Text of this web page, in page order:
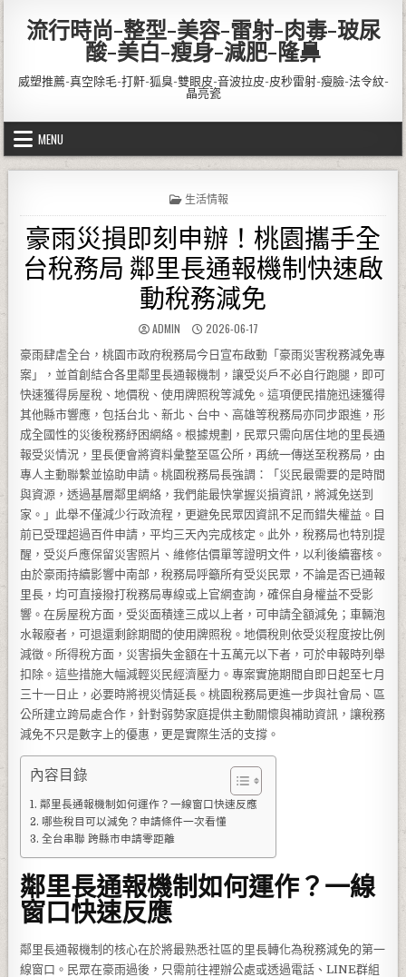
流行時尚-整型-美容-雷射-肉毒-玻尿
酸-美白-瘦身-減肥-隆鼻
威塑推薦-真空除毛-打鼾-狐臭-雙眼皮-音波拉皮-皮秒雷射-瘦臉-法令紋-
晶亮瓷
MENU
POSTED IN
生活情報
豪雨災損即刻申辦！桃園攜手全
台稅務局 鄰里長通報機制快速啟
動稅務減免
AUTHOR:
ADMIN PUBLISHED DATE:
2026-06-17
豪雨肆虐全台，桃園市政府稅務局今日宣布啟動「豪雨災害稅務減免專
案」，並首創結合各里鄰里長通報機制，讓受災戶不必自行跑腿，即可
快速獲得房屋稅、地價稅、使用牌照稅等減免。這項便民措施迅速獲得
其他縣市響應，包括台北、新北、台中、高雄等稅務局亦同步跟進，形
成全國性的災後稅務紓困網絡。根據規劃，民眾只需向居住地的里長通
報受災情況，里長便會將資料彙整至區公所，再統一傳送至稅務局，由
專人主動聯繫並協助申請。桃園稅務局長強調：「災民最需要的是時間
與資源，透過基層鄰里網絡，我們能最快掌握災損資訊，將減免送到
家。」此舉不僅減少行政流程，更避免民眾因資訊不足而錯失權益。目
前已受理超過百件申請，平均三天內完成核定。此外，稅務局也特別提
醒，受災戶應保留災害照片、維修估價單等證明文件，以利後續審核。
由於豪雨持續影響中南部，稅務局呼籲所有受災民眾，不論是否已通報
里長，均可直接撥打稅務局專線或上官網查詢，確保自身權益不受影
響。在房屋稅方面，受災面積達三成以上者，可申請全額減免；車輛泡
水報廢者，可退還剩餘期間的使用牌照稅。地價稅則依受災程度按比例
減徵。所得稅方面，災害損失金額在十五萬元以下者，可於申報時列舉
扣除。這些措施大幅減輕災民經濟壓力。專案實施期間自即日起至七月
三十一日止，必要時將視災情延長。桃園稅務局更進一步與社會局、區
公所建立跨局處合作，針對弱勢家庭提供主動關懷與補助資訊，讓稅務
減免不只是數字上的優惠，更是實際生活的支撐。
內容目錄
鄰里長通報機制如何運作？一線窗口快速反應
哪些稅目可以減免？申請條件一次看懂
全台串聯 跨縣市申請零距離
鄰里長通報機制如何運作？一線
窗口快速反應
鄰里長通報機制的核心在於將最熟悉社區的里長轉化為稅務減免的第一
線窗口。民眾在豪雨過後，只需前往裡辦公處或透過電話、LINE群組